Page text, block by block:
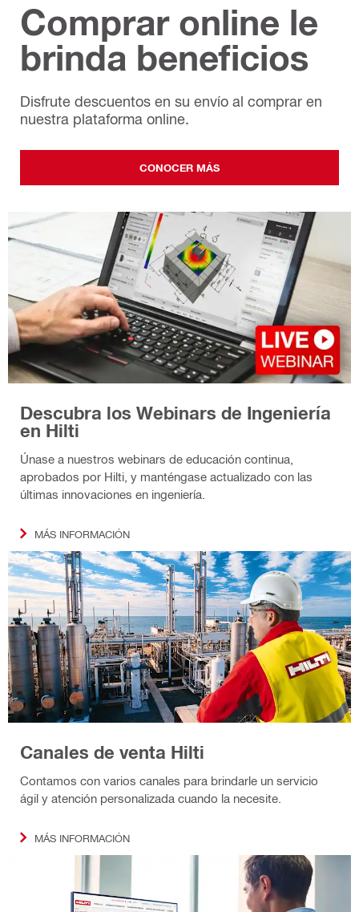
Comprar online le
brinda beneficios
Disfrute descuentos en su envío al comprar en
nuestra plataforma online.
CONOCER MÁS
Descubra los Webinars de Ingeniería
en Hilti
Únase a nuestros webinars de educación continua,
aprobados por Hilti, y manténgase actualizado con las
últimas innovaciones en ingeniería.
MÁS INFORMACIÓN
Canales de venta Hilti
Contamos con varios canales para brindarle un servicio
ágil y atención personalizada cuando la necesite.
MÁS INFORMACIÓN